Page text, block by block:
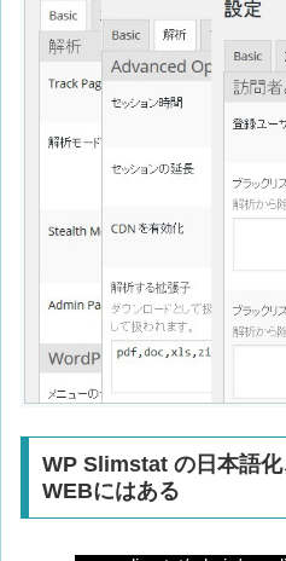
WP Slimstat の日本語
WEBにはある